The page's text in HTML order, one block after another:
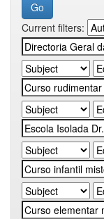
Current filters: